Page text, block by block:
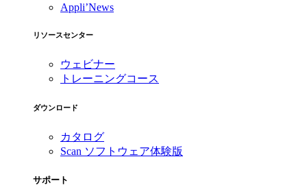
Appli’News
リソースセンター
ウェビナー
トレーニングコース
ダウンロード
カタログ
Scan ソフトウェア体験版
サポート